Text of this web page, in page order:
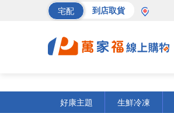
宅配 到店取貨
好康主題
生鮮冷凍